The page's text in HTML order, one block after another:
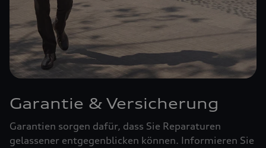
Garantie & Versicherung
Garantien sorgen dafür, dass Sie Reparaturen
gelassener entgegenblicken können. Informieren Sie